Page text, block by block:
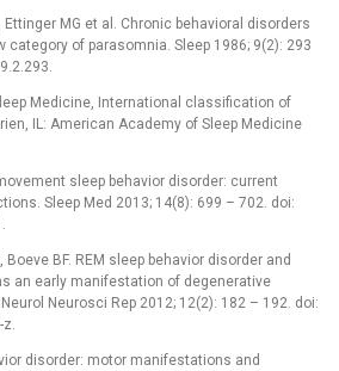
Ettinger MG et al. Chronic behavioral disorders
cate­gory of parasomnia. Sleep 1986; 9(2): 293
Medicine, International clas­sification of
IL: American Academy of Sleep Medicine
sleep behavior disorder: cur­rent
Sleep Med 2013; 14(8): 699 –⁠ 702. doi:
Boeve BF. REM sleep behavior disorder and
an early manifestation of degenerative
Neurosci Rep 2012; 12(2): 182 –⁠ 192. doi:
z.
disorder: motor manifestations and